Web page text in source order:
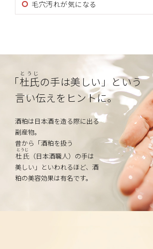
毛穴汚れが気になる
「 杜氏
とうじ
の手は美しい」という
言い伝えをヒントに。
酒粕は日本酒を造る際に出る
副産物。
昔から「酒粕を扱う
杜氏
とうじ
（日本酒職人）の手は
美しい」
といわれるほど、酒
粕の美容効果は有名です。